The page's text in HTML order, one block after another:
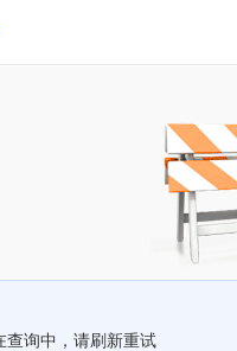
查询中，请刷新重试